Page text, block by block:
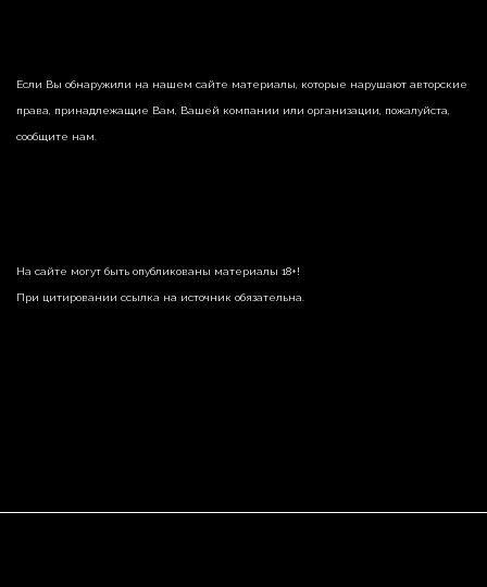
Если Вы обнаружили на нашем сайте материалы, которые нарушают авторские
права, принадлежащие Вам, Вашей компании или организации, пожалуйста,
сообщите нам.
На сайте могут быть опубликованы материалы 18+!
При цитировании ссылка на источник обязательна.